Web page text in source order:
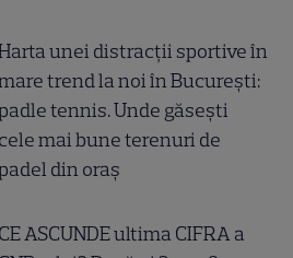
unei distracții sportive în
trend la noi în București:
tennis. Unde găsești
cele mai bune terenuri de
din oraș
CE ASCUNDE ultima CIFRA a